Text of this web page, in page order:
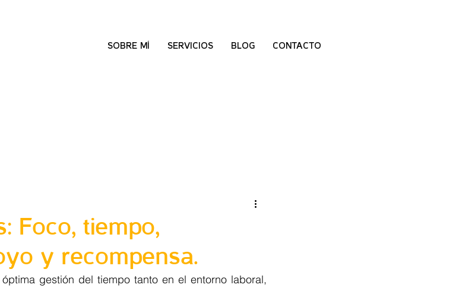
SOBRE MÍ SERVICIOS BLOG CONTACTO
Foco, tiempo,
y recompensa.
gestión del tiempo tanto en el entorno laboral,